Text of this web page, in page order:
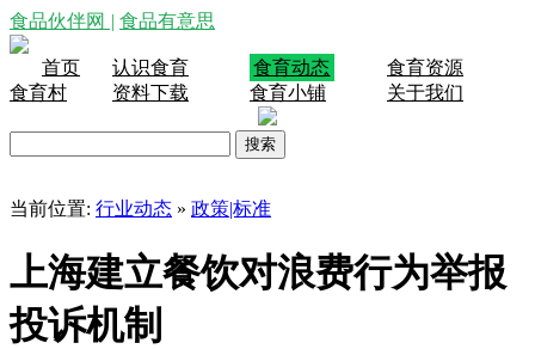
食品伙伴网 | 食品有意思
首页 认识食育 食育动态
食育资源
食育村
资料下载 食育小铺 关于我们
当前位置: 行业动态 » 政策|标准
上海建立餐饮对浪费行为举报
投诉机制